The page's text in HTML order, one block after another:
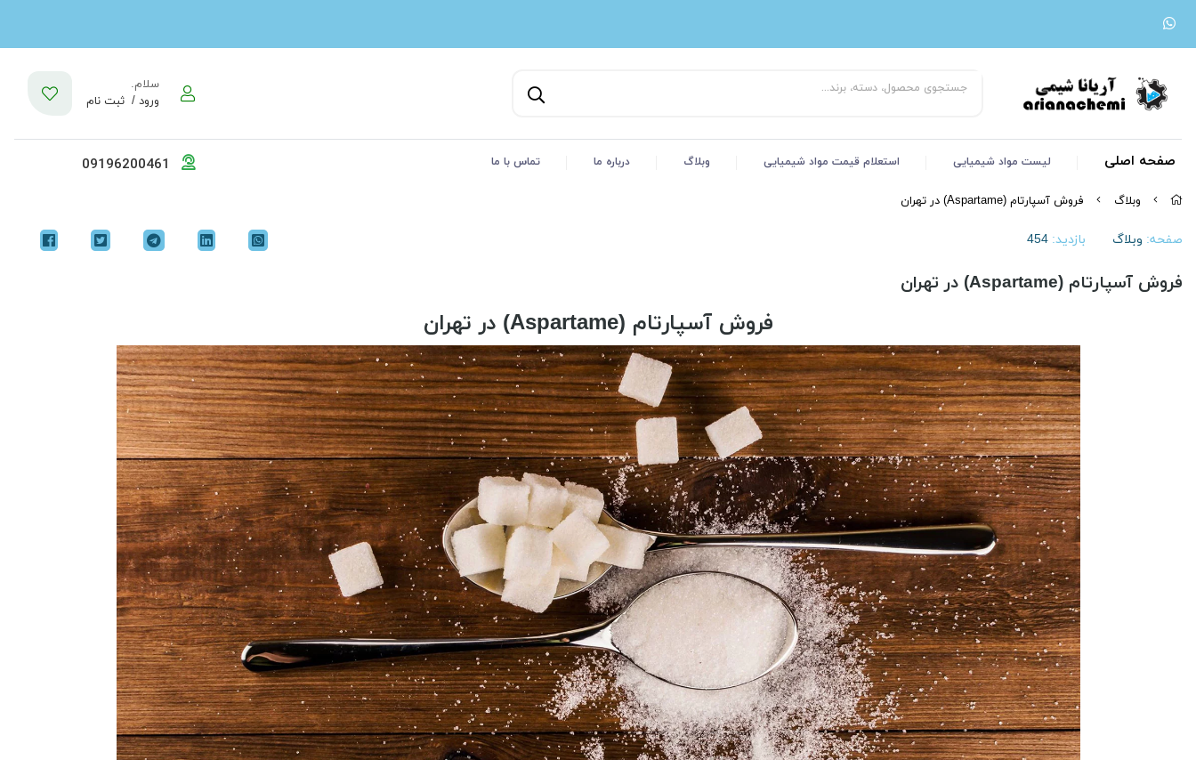
سلام.
ورود / ثبت نام
صفحه اصلی لیست مواد شیمیایی استعلام قیمت مواد شیمیایی وبلاگ درباره ما تماس با ما
وبلاگ فروش آسپارتام (Aspartame) در تهران
صفحه: وبلاگ بازدید: 454
فروش آسپارتام (Aspartame) در تهران
فروش آسپارتام (Aspartame) در تهران